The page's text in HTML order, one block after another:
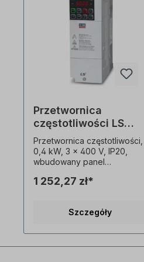
Przetwornica
częstotliwości LS
0004S100-4EOFNS
Przetwornica częstotliwości,
0,4 kW, 3 x 400 V, IP20,
wbudowany panel
(C3) rozszerzone funkcje
moment rozruchowy 200%
gęstość mocy, kompaktowe
wymiary, montaż przelotowy
1 252,27 zł*
Szczegóły